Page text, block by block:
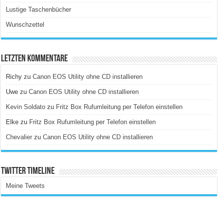
Lustige Taschenbücher
Wunschzettel
Letzten Kommentare
Richy zuCanon EOS Utility ohne CD installieren
Uwe zuCanon EOS Utility ohne CD installieren
Kevin Soldato zu Fritz Box Rufumleitung per Telefon einstellen
Elke zu Fritz Box Rufumleitung per Telefon einstellen
Chevalier zuCanon EOS Utility ohne CD installieren
Twitter Timeline
Meine Tweets